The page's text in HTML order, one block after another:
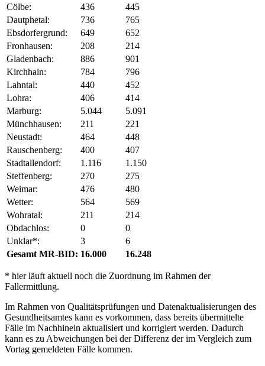
Cölbe:
436
445
Dautphetal:
736
765
Ebsdorfergrund:
649
652
Fronhausen:
208
214
Gladenbach:
886
901
Kirchhain:
784
796
Lahntal:
440
452
Lohra:
406
414
Marburg:
5.044
5.091
Münchhausen:
211
221
Neustadt:
464
448
Rauschenberg:
400
407
Stadtallendorf:
1.116
1.150
Steffenberg:
270
275
Weimar:
476
480
Wetter:
564
569
Wohratal:
211
214
Obdachlos:
0
0
Unklar*:
3
6
Gesamt MR-BID: 16.000 16.248
* hier läuft aktuell noch die Zuordnung im Rahmen der
Fallermittlung.
Im Rahmen von Qualitätsprüfungen und Datenaktualisierungen des
Gesundheitsamtes kann es vorkommen, dass bereits übermittelte
Fälle im Nachhinein aktualisiert und korrigiert werden. Dadurch
kann es zu Abweichungen bei der Differenz der im Vergleich zum
Vortag gemeldeten Fälle kommen.